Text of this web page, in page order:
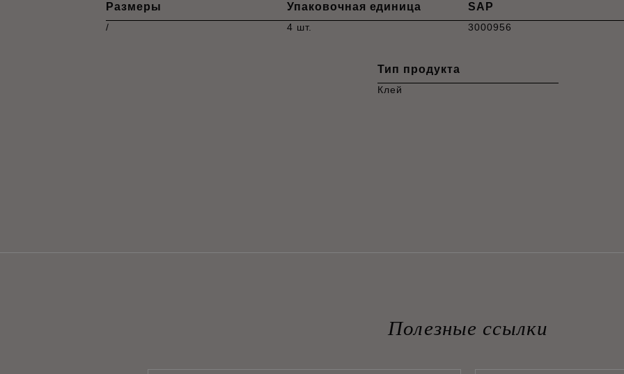
Размеры
/
Упаковочная единица
4 шт.
SAP
3000956
Тип продукта
Клей
Полезные ссылки